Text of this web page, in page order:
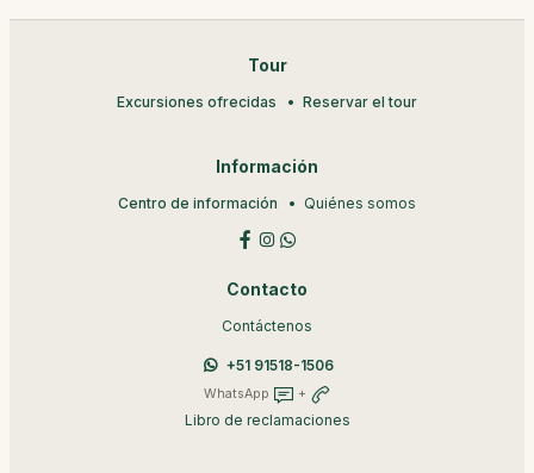
Tour
Excursiones ofrecidas Reservar el tour
Información
Centro de información Quiénes somos
Contacto
Contáctenos
+51 91518-1506
WhatsApp +
Libro de reclamaciones